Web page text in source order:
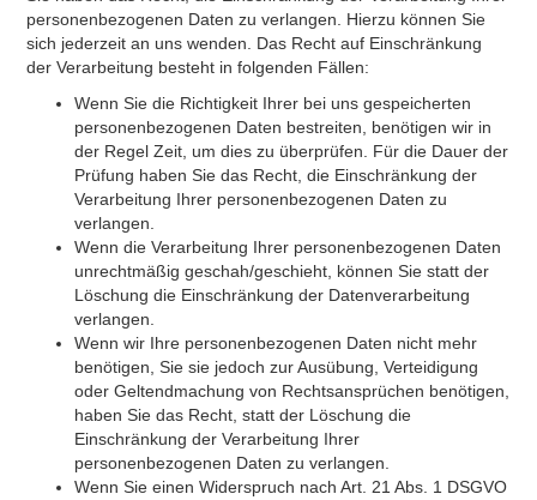
personenbezogenen Daten zu verlangen. Hierzu können Sie
sich jederzeit an uns wenden. Das Recht auf Einschränkung
der Verarbeitung besteht in folgenden Fällen:
Wenn Sie die Richtigkeit Ihrer bei uns gespeicherten
personenbezogenen Daten bestreiten, benötigen wir in
der Regel Zeit, um dies zu überprüfen. Für die Dauer der
Prüfung haben Sie das Recht, die Einschränkung der
Verarbeitung Ihrer personenbezogenen Daten zu
verlangen.
Wenn die Verarbeitung Ihrer personenbezogenen Daten
unrechtmäßig geschah/geschieht, können Sie statt der
Löschung die Einschränkung der Datenverarbeitung
verlangen.
Wenn wir Ihre personenbezogenen Daten nicht mehr
benötigen, Sie sie jedoch zur Ausübung, Verteidigung
oder Geltendmachung von Rechtsansprüchen benötigen,
haben Sie das Recht, statt der Löschung die
Einschränkung der Verarbeitung Ihrer
personenbezogenen Daten zu verlangen.
Wenn Sie einen Widerspruch nach Art. 21 Abs. 1 DSGVO